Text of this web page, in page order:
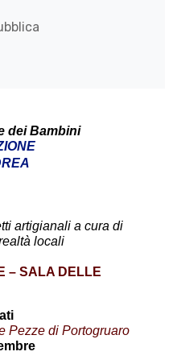
dei Bambini
artigianali a cura di
locali
– SALA DELLE
Pezze di Portogruaro